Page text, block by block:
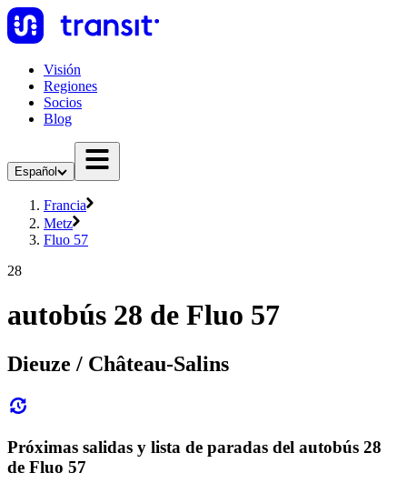
Visión
Regiones
Socios
Blog
Español
Francia
Metz
Fluo 57
28
autobús 28 de Fluo 57
Dieuze / Château-Salins
Próximas salidas y lista de paradas del autobús 28
de Fluo 57